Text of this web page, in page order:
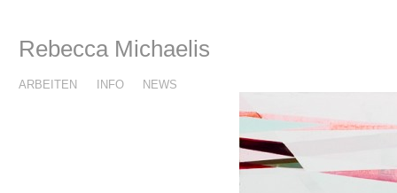
Rebecca Michaelis
ARBEITEN INFO NEWS